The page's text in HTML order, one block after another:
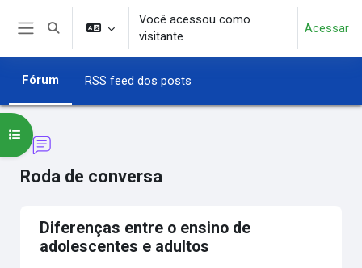
Ir para o conteúdo principal
Alternar entrada de pesquisa
Você acessou como
visitante
Acessar
Fórum RSS feed dos posts
Roda de conversa
Abrir índice do curso
Diferenças entre o ensino de
adolescentes e adultos